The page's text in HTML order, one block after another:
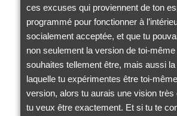
ces excuses qui proviennent de ton
programmé pour fonctionner à
socialement acceptée, et que tu
non seulement la version de toi-même
souhaites tellement être, mais aussi
laquelle tu expérimentes être toi-
version, alors tu aurais une vision très
tu veux être exactement. Et si tu te